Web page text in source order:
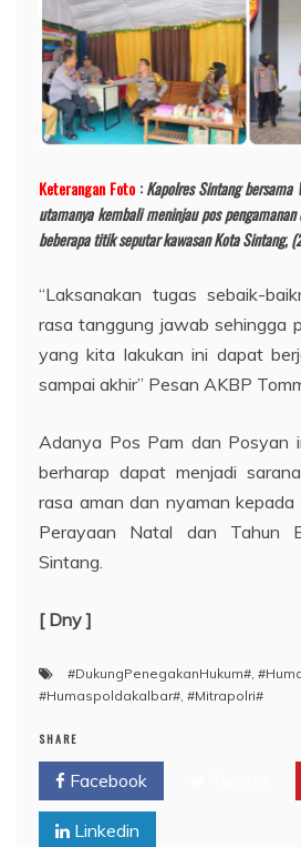
Keterangan Foto:Kapolres Sintang bersama
utamanya kembali meninjau pos
beberapa titik seputar kawasan Kota Sintang,
“Laksanakan tugas sebaik-
rasa tanggung jawab sehingga
yang kita lakukan ini dapat
sampai akhir” Pesan AKBP
Adanya Pos Pam dan Posyan
berharap dapat menjadi
rasa aman dan nyaman
Perayaan Natal dan Tahun
Sintang.
[ Dny ]
#DukungPenegakanHukum#
#Humaspoldakalbar# #Mitrapolri#
SHARE
Facebook
Linkedin